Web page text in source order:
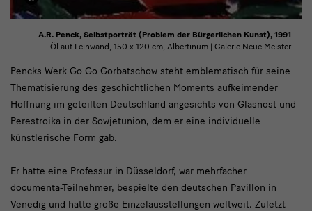
Modul
Text
mit
Bild
Pencks Werk Go Go Gorbatschow steht emblematisch für seine
Thematisierung des geschichtlichen Moments aufkeimender
Hoffnung im geteilten Deutschland angesichts von Glasnost und
Perestroika in der Sowjetunion, dem er eine individuelle
künstlerische Form gab.
Er hatte eine Professur in Düsseldorf, war mehrfacher
documenta-Teilnehmer, bespielte den deutschen Pavillon in
Venedig und hatte große Einzelausstellungen weltweit. Zuletzt
A.R. Penck, Selbstporträt (Problem der Bürgerlichen Kunst), 1991
Öl auf Leinwand, 150 x 120 cm, Albertinum | Galerie Neue Meister